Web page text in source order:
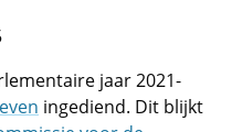
jaar 2021-
ingediend. Dit blijkt